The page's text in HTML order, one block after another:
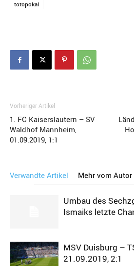
totopokal
Vorheriger Artikel
1. FC Kaiserslautern – SV
Waldhof Mannheim,
01.09.2019, 1:1
Verwandte Artikel Mehr vom Autor
Umbau des
Ismaiks letzte
MSV Duisburg –
21.09.2019, 2:1